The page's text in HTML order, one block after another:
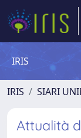
IRIS
IRIS SIARI
Attualità